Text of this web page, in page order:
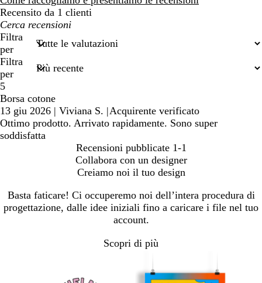
Recensito da 1 clienti
I
miei
termini
di
ricerca
Filtra
per
Filtra
per
5
Borsa cotone
13 giu 2026 | Viviana S. |Acquirente verificato
Ottimo prodotto. Arrivato rapidamente. Sono super
soddisfatta
Recensioni pubblicate 1-1
Collabora con un designer
Creiamo noi il tuo design
Basta faticare! Ci occuperemo noi dell’intera procedura di
progettazione, dalle idee iniziali fino a caricare i file nel tuo
account.
Scopri di più